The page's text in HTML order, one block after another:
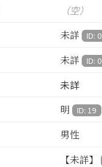
（空）
未詳 ID: 0
未詳 ID: 0
未詳
明 ID: 19
男性
【未詳】